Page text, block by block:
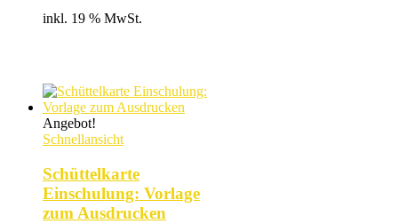
war:
ist:
inkl. 19 % MwSt.
Angebot!
Schnellansicht
Schüttelkarte
Einschulung: Vorlage
zum Ausdrucken